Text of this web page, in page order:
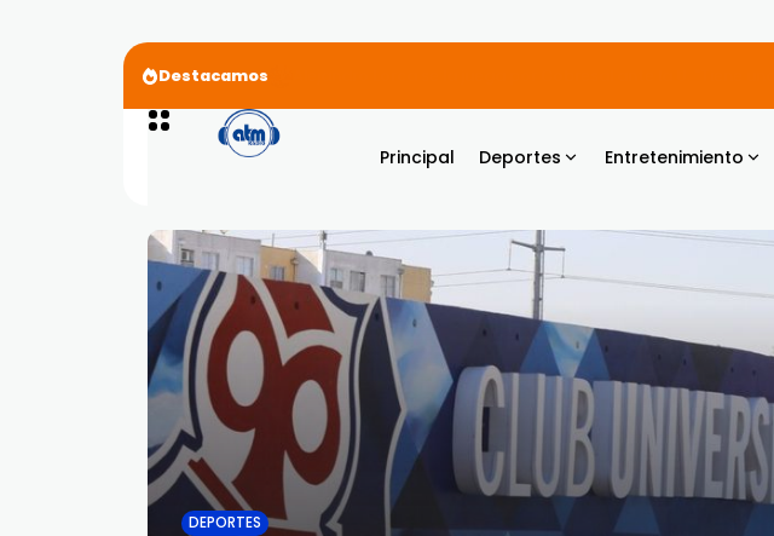
Destacamos
Principal Deportes Entretenimiento
DEPORTES